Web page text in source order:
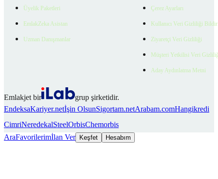
Üyelik Paketleri
EmlakZeka Asistan
Uzman Danışmanlar
Çerez Ayarları
Kullanıcı Veri Gizliliği
Ziyaretçi Veri Gizliliği
Müşteri Yetkilisi Veri
Aday Aydınlatma Metni
Emlakjet bir
grup şirketidir.
EndeksaKariyer.netİşin OlsunSigortam.netArabam.comHangikredi
CimriNeredekalSteelOrbisChemorbis
AraFavorilerimİlan Ver Keşfet Hesabım